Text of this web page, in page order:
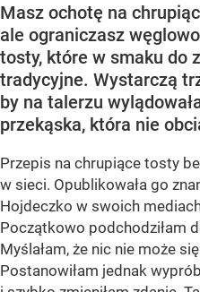
Masz ochotę na
ale ograniczasz
tosty, które w smaku do
tradycyjne. Wystarczą
by na talerzu
przekąska, która nie
Przepis na chrupiące tosty
w sieci. Opublikowała go
Hojdeczko w swoich
Początkowo podchodziłam
Myślałam, że nic nie może
Postanowiłam jednak